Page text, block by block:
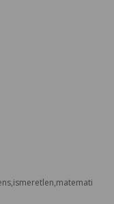
ismeretlen matemati